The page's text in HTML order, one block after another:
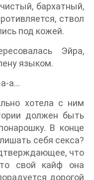
бархатный,
ствол
под кожей.
Эйра,
языком.
а…
хотела с ним
должен быть
В конце
себя секса?
что
свой кайф она
дорогой